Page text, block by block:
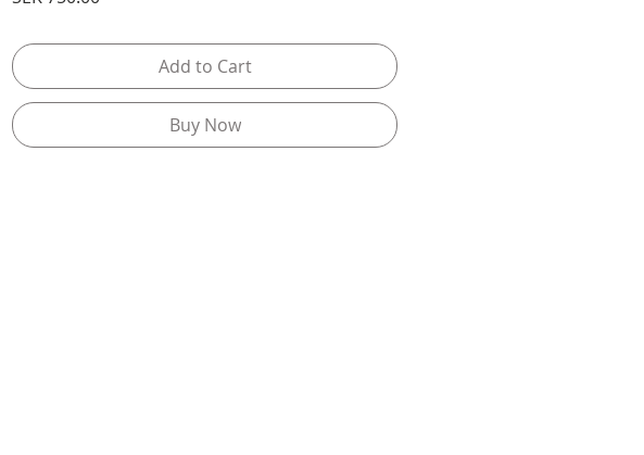
Add to Cart
Buy Now